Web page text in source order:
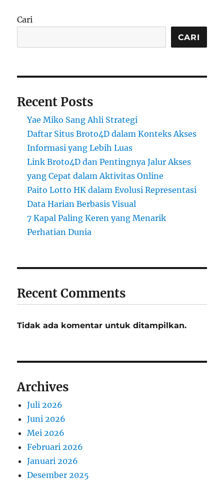
Cari
CARI
Recent Posts
Yae Miko Sang Ahli Strategi
Daftar Situs Broto4D dalam Konteks Akses
Informasi yang Lebih Luas
Link Broto4D dan Pentingnya Jalur Akses
yang Cepat dalam Aktivitas Online
Paito Lotto HK dalam Evolusi Representasi
Data Harian Berbasis Visual
7 Kapal Paling Keren yang Menarik
Perhatian Dunia
Recent Comments
Tidak ada komentar untuk ditampilkan.
Archives
Juli 2026
Juni 2026
Mei 2026
Februari 2026
Januari 2026
Desember 2025